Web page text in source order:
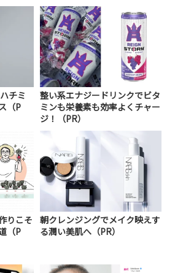
チミ
（P
整い系エナジードリンクでビタ
ミンも栄養素も効率よくチャー
ジ！（PR）
りこそ
（P
朝クレンジングでメイク映えす
る潤い美肌へ（PR）